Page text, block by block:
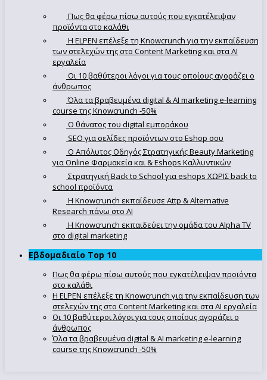
Πως θα φέρω πίσω αυτούς που εγκατέλειψαν
προϊόντα στο καλάθι
Η ELPEN επέλεξε τη Knowcrunch για την εκπαίδευση
των στελεχών της στο Content Marketing και στα AI
εργαλεία
Οι 10 βαθύτεροι λόγοι για τους οποίους αγοράζει ο
άνθρωπος
Όλα τα βραβευμένα digital & AI marketing e-learning
course της Knowcrunch -50%
Ο θάνατος του digital εμποράκου
SEO για σελίδες προϊόντων στο Eshop σου
Ο Απόλυτoς Οδηγός Στρατηγικής Beauty Marketing
για Online Φαρμακεία και & Eshops Καλλυντικών
Στρατηγική Back to School για eshops ΧΩΡΙΣ back to
school προϊόντα
Η Knowcrunch εκπαίδευσε Attp & Alternative
Research πάνω στο ΑΙ
Η Knowcrunch εκπαιδεύει την ομάδα του Alpha TV
στο digital marketing
Εβδομαδιαίο Top 10
Πως θα φέρω πίσω αυτούς που εγκατέλειψαν προϊόντα
στο καλάθι
Η ELPEN επέλεξε τη Knowcrunch για την εκπαίδευση των
στελεχών της στο Content Marketing και στα AI εργαλεία
Οι 10 βαθύτεροι λόγοι για τους οποίους αγοράζει ο
άνθρωπος
Όλα τα βραβευμένα digital & AI marketing e-learning
course της Knowcrunch -50%